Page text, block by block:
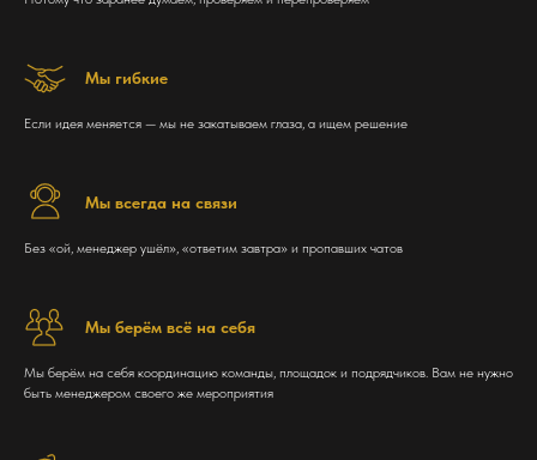
Мы гибкие
Если идея меняется — мы не закатываем глаза, а ищем решение
Мы всегда на связи
Без «ой, менеджер ушёл», «ответим завтра» и пропавших чатов
Мы берём всё на себя
Мы берём на себя координацию команды, площадок и подрядчиков. Вам не нужно
быть менеджером своего же мероприятия